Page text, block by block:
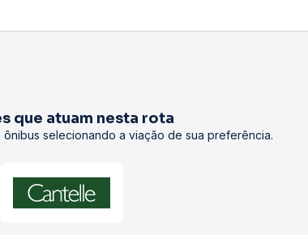
que atuam nesta rota
selecionando a viação de sua preferência.